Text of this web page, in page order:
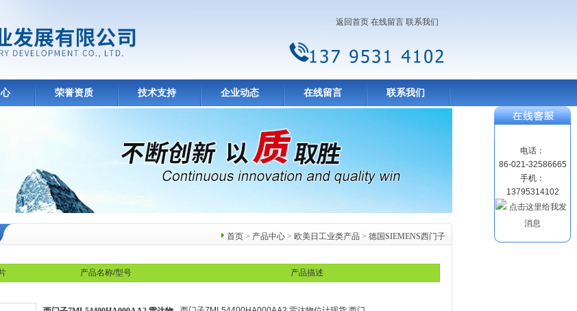
返回首页 在线留言 联系我们
荣誉资质 技术支持 企业动态 在线留言 联系我们
首页 > 产品中心 > 欧美日工业类产品 > 德国SIEMENS西门子
产品名称/型号 产品描述
电话：
86-021-32586665
手机：
13795314102